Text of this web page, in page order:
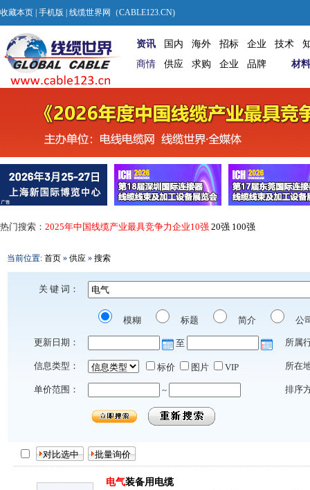
收藏本页 手机版 | 线缆世界网（CABLE123.CN)
资讯 国内 海外 招标 企业 技术
商情
供应 求购 企业 品牌 材料
热门搜索： 2025年中国线缆产业最具竞争力企业10强 20强 100强
当前位置: 首页 » 供应 » 搜索
关 键 词：
模糊 标题 简介 公
更新日期： 至 所属
信息类型： 标价 图片 VIP 所在
单价范围： ~ 排序
电气装备用电缆